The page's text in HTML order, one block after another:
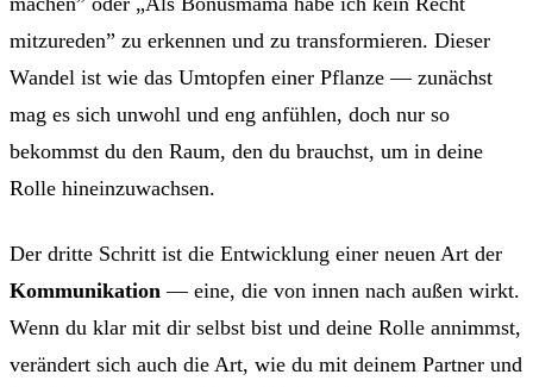
mitzureden” zu erkennen und zu transformieren. Dieser
Wandel ist wie das Umtopfen einer Pflanze — zunächst
mag es sich unwohl und eng anfühlen, doch nur so
bekommst du den Raum, den du brauchst, um in deine
Rolle hineinzuwachsen.
Der dritte Schritt ist die Entwicklung einer neuen Art der
Kommunikation — eine, die von innen nach außen wirkt.
Wenn du klar mit dir selbst bist und deine Rolle annimmst,
verändert sich auch die Art, wie du mit deinem Partner und